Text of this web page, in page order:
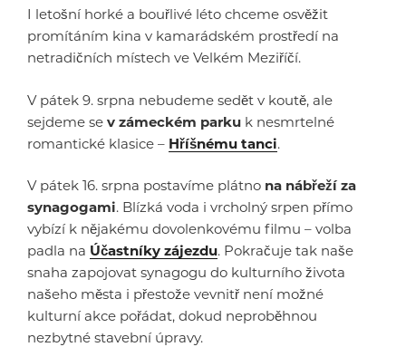
I letošní horké a bouřlivé léto chceme osvěžit
promítáním kina v kamarádském prostředí na
netradičních místech ve Velkém Meziříčí.
V pátek 9. srpna nebudeme sedět v koutě, ale
sejdeme se v zámeckém parku k nesmrtelné
romantické klasice – Hříšnému tanci.
V pátek 16. srpna postavíme plátno na nábřeží za
synagogami. Blízká voda i vrcholný srpen přímo
vybízí k nějakému dovolenkovému filmu – volba
padla na Účastníky zájezdu. Pokračuje tak naše
snaha zapojovat synagogu do kulturního života
našeho města i přestože vevnitř není možné
kulturní akce pořádat, dokud neproběhnou
nezbytné stavební úpravy.